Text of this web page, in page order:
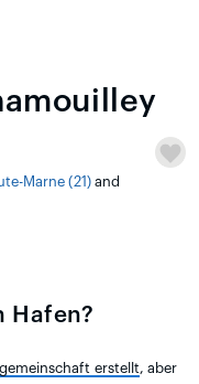
Marne (21)and
Hafen?
erstellt, aber